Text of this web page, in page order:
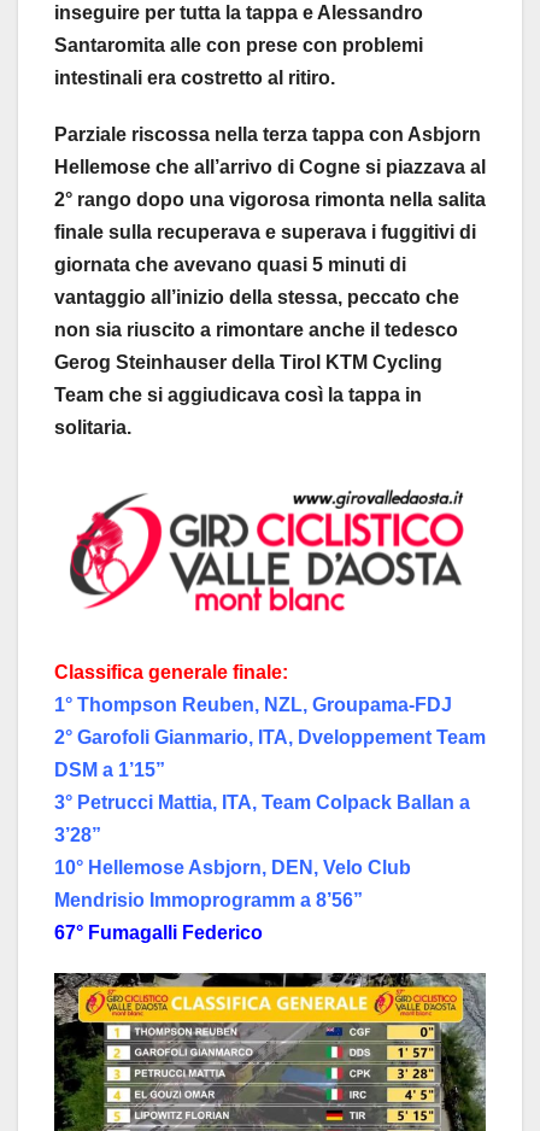
inseguire per tutta la tappa e Alessandro
Santaromita alle con prese con problemi
intestinali era costretto al ritiro.
Parziale riscossa nella terza tappa con Asbjorn
Hellemose che all’arrivo di Cogne si piazzava al
2° rango dopo una vigorosa rimonta nella salita
finale sulla recuperava e superava i fuggitivi di
giornata che avevano quasi 5 minuti di
vantaggio all’inizio della stessa, peccato che
non sia riuscito a rimontare anche il tedesco
Gerog Steinhauser della Tirol KTM Cycling
Team che si aggiudicava così la tappa in
solitaria.
Classifica generale finale:
1° Thompson Reuben, NZL, Groupama-FDJ
2° Garofoli Gianmario, ITA, Dveloppement Team
DSM a 1’15”
3° Petrucci Mattia, ITA, Team Colpack Ballan a
3’28”
10° Hellemose Asbjorn, DEN, Velo Club
Mendrisio Immoprogramm a 8’56”
67° Fumagalli Federico